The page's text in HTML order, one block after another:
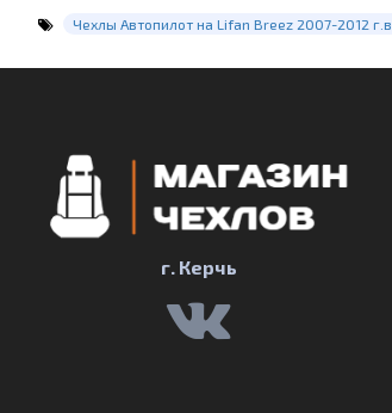
Чехлы Автопилот на Lifan Breez 2007-2012 г.в.
г. Керчь